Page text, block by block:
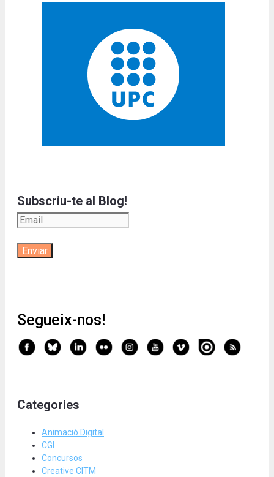
Subscriu-te al Blog!
Segueix-nos!
Categories
Animació Digital
CGI
Concursos
Creative CITM